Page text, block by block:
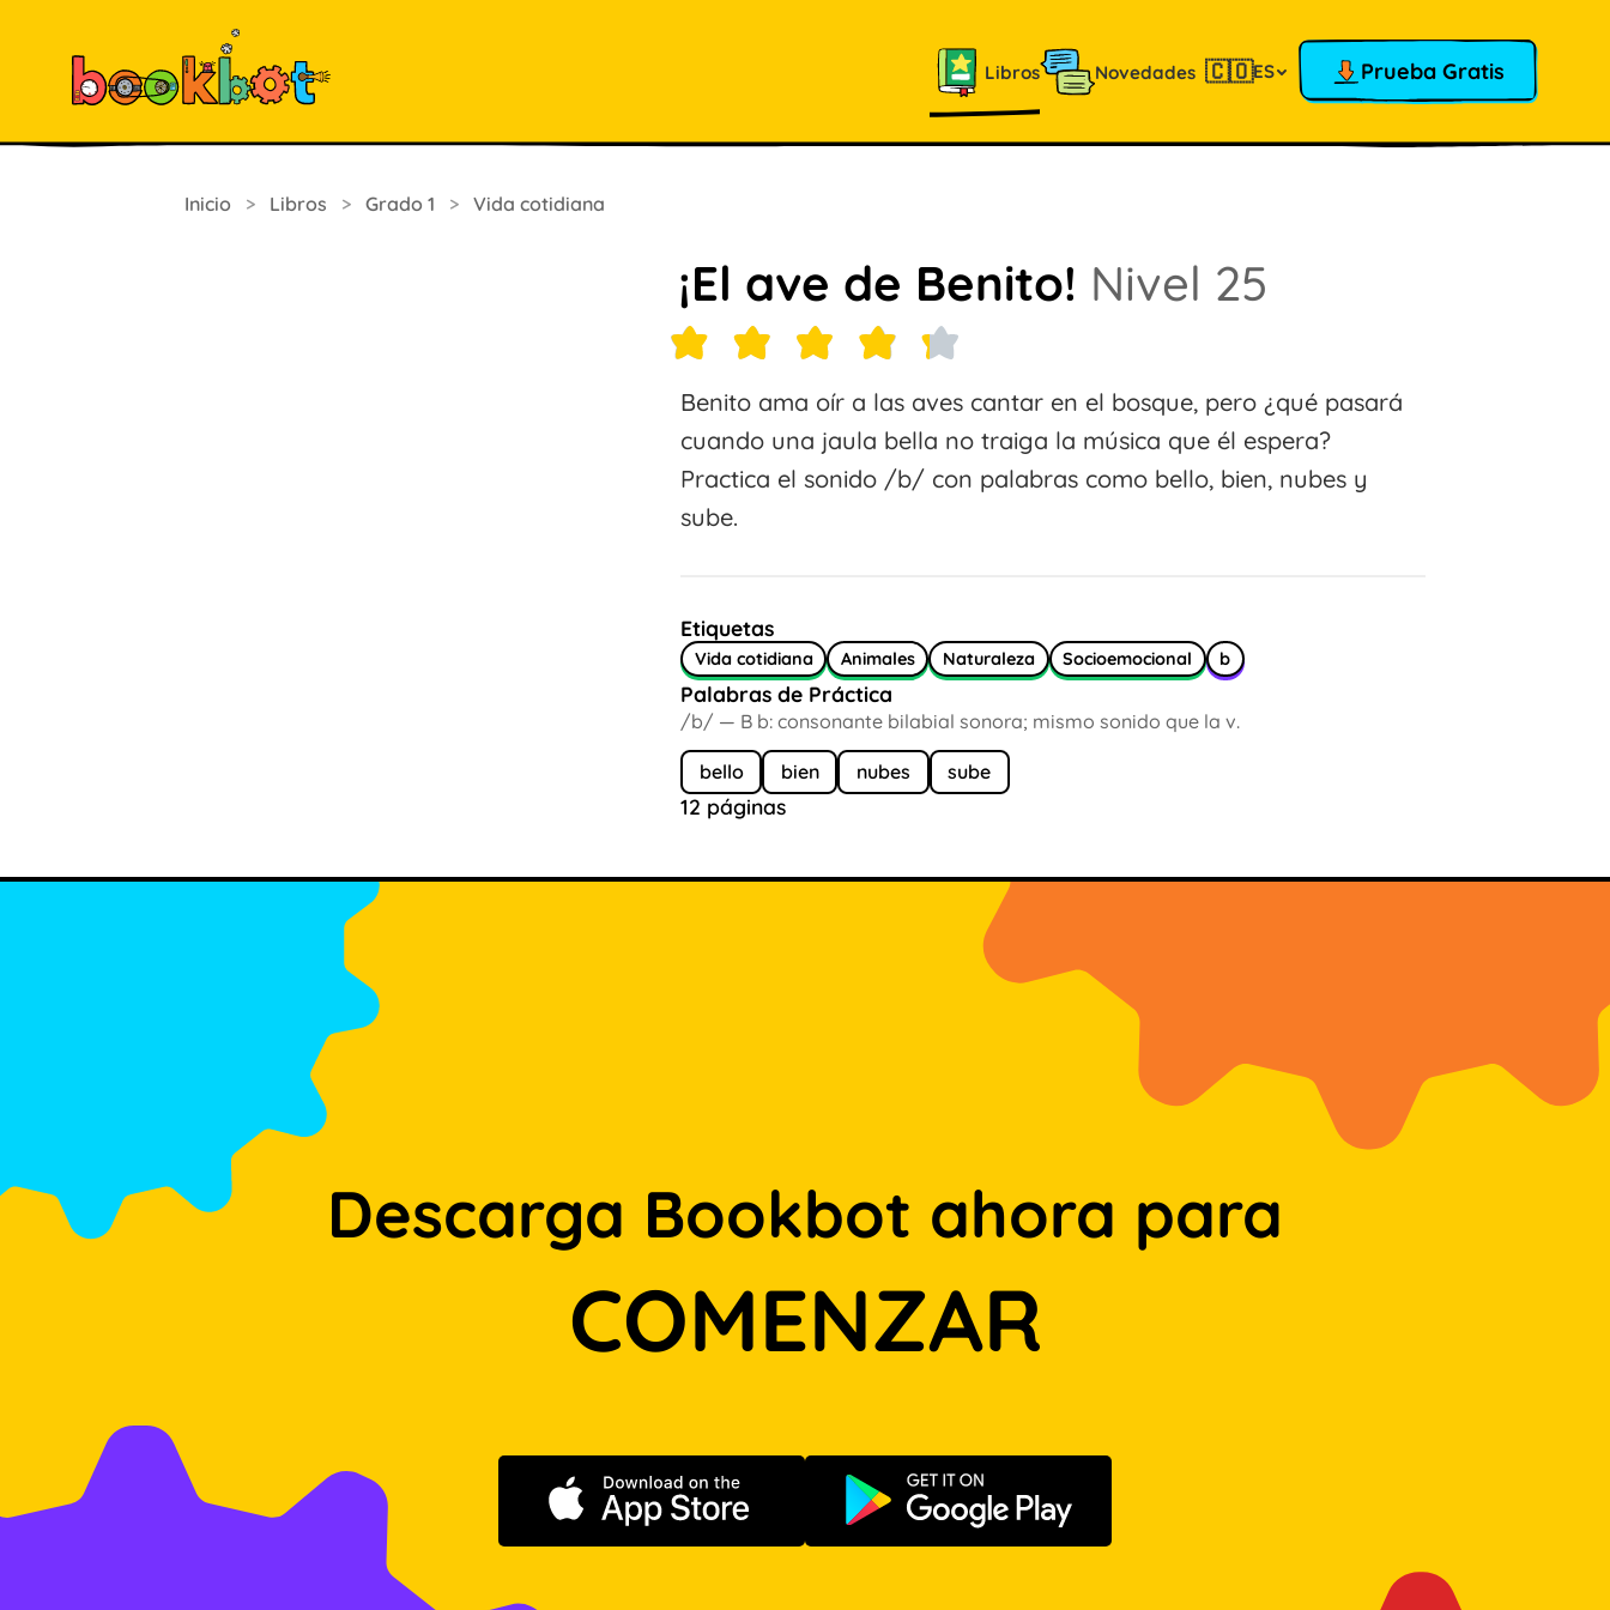
Libros Novedades 🇨🇴ES Prueba Gratis
Inicio > Libros > Grado 1 > Vida cotidiana
¡El ave de Benito! Nivel 25
Benito ama oír a las aves cantar en el bosque, pero ¿qué pasará
cuando una jaula bella no traiga la música que él espera?
Practica el sonido /b/ con palabras como bello, bien, nubes y
sube.
Etiquetas
Vida cotidiana Animales Naturaleza Socioemocional b
Palabras de Práctica
/b/ — B b: consonante bilabial sonora; mismo sonido que la v.
bello bien nubes sube
12 páginas
Descarga Bookbot ahora para
COMENZAR
Descargar en App Store Disponible en Google Play